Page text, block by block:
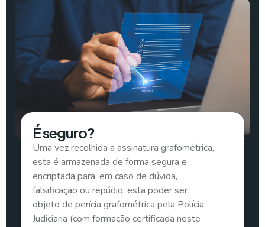
É seguro?
Uma vez recolhida a assinatura grafométrica,
esta é armazenada de forma segura e
encriptada para, em caso de dúvida,
falsificação ou repúdio, esta poder ser
objeto de perícia grafométrica pela Polícia
Judiciaria (com formação certificada neste